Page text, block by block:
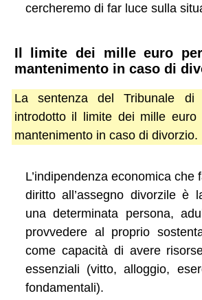
cercheremo di far luce sulla
Il limite dei mille euro
mantenimento in caso di
La sentenza del Tribunale
introdotto il limite dei mille euro
mantenimento in caso di divorzio.
L’indipendenza economica che
diritto all’assegno divorzile è
una determinata persona,
provvedere al proprio
come capacità di avere
essenziali (vitto, alloggio,
fondamentali).